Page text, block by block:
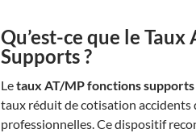
Qu’est-ce que le
Supports ?
Letaux AT/MP fonctions
taux réduit de cotisation accidents
professionnelles. Ce dispositif